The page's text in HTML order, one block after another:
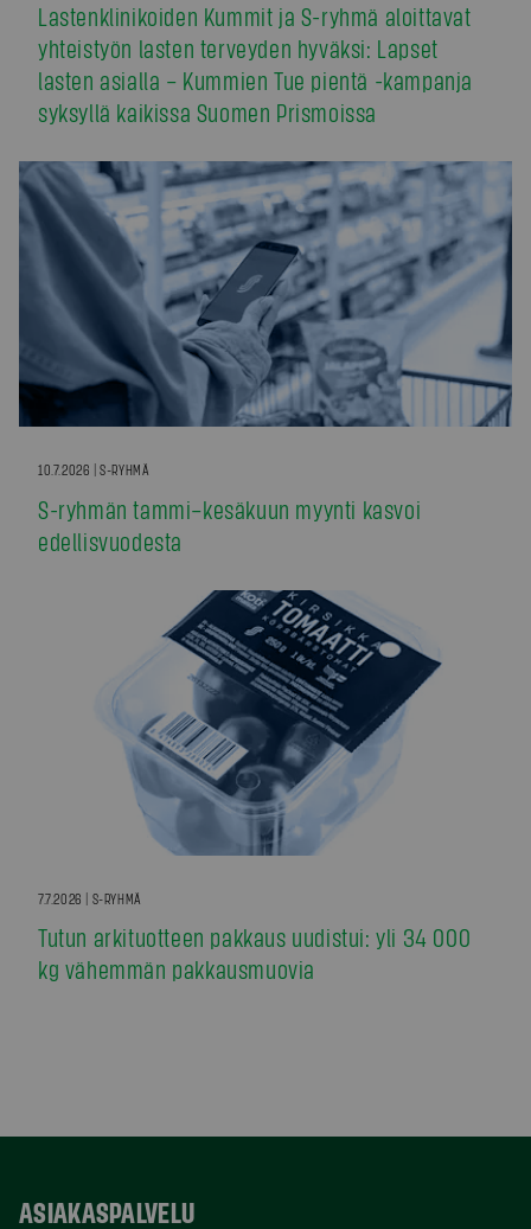
Lastenklinikoiden Kummit ja S-ryhmä aloittavat
yhteistyön lasten terveyden hyväksi: Lapset
lasten asialla – Kummien Tue pientä -kampanja
syksyllä kaikissa Suomen Prismoissa
10.7.2026 | S-RYHMÄ
S-ryhmän tammi–kesäkuun myynti kasvoi
edellisvuodesta
7.7.2026 | S-RYHMÄ
Tutun arkituotteen pakkaus uudistui: yli 34 000
kg vähemmän pakkausmuovia
ASIAKASPALVELU